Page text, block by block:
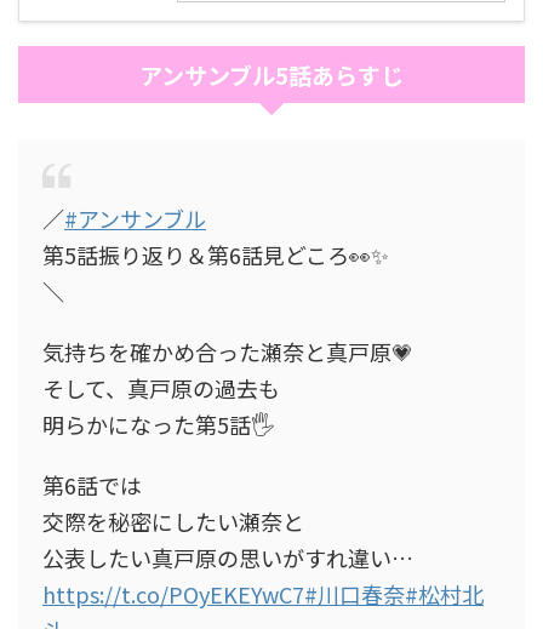
アンサンブル5話あらすじ
／#アンサンブル
第5話振り返り＆第6話見どころ👀✨
＼
気持ちを確かめ合った瀬奈と真戸原💗
そして、真戸原の過去も
明らかになった第5話🖐️
第6話では
交際を秘密にしたい瀬奈と
公表したい真戸原の思いがすれ違い…
https://t.co/POyEKEYwC7#川口春奈#松村北